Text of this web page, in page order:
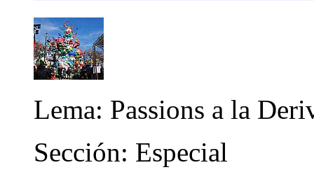
Lema: Passions a la
Sección: Especial